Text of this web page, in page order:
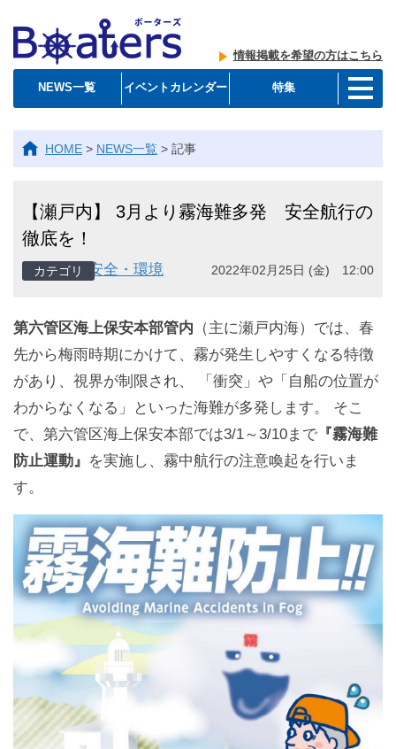
情報掲載を希望の方はこちら
NEWS一覧 イベントカレンダー 特集
HOME > NEWS一覧 > 記事
【瀬戸内】 3月より霧海難多発 安全航行の
徹底を！
安全・環境 2022年02月25日 (金) 12:00
第六管区海上保安本部管内 （主に瀬戸内海）では、春
先から梅雨時期にかけて、霧が発生しやすくなる特徴
があり、視界が制限され、 「衝突」や「自船の位置が
わからなくなる」といった海難が多発します。 そこ
で、第六管区海上保安本部では3/1～3/10まで 『霧海難
防止運動』 を実施し、霧中航行の注意喚起を行いま
す。